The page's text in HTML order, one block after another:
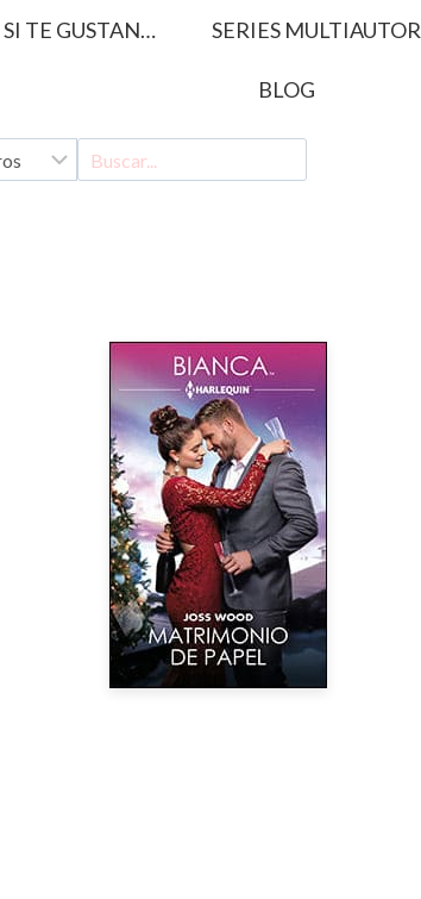
SI TE GUSTAN… SERIES MULTIAUTOR
BLOG